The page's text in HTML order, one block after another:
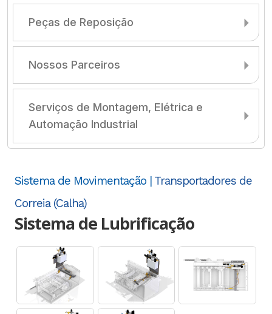
Peças de Reposição
Nossos Parceiros
Serviços de Montagem, Elétrica e
Automação Industrial
Sistema de Movimentação | Transportadores de
Correia (Calha)
Sistema de Lubrificação